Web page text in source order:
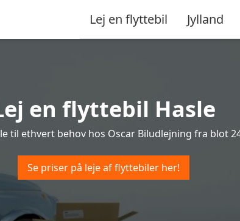
Lej en flyttebil Jylland
en flyttebil Hasle
til ethvert behov hos Oscar Biludlejning fra blot
Se priser på leje af flyttebiler her!